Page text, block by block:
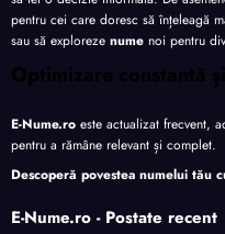
pentru cei care doresc să înțeleagă
sau să exploreze nume noi pentru
Optimizare constantă
E-Nume.ro este actualizat frecvent,
pentru a rămâne relevant și complet.
Descoperă povestea numelui tău
E-Nume.ro - Postate recent